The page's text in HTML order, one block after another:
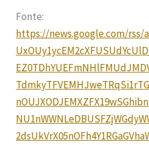
Fonte:
https://news.google.com/rss/